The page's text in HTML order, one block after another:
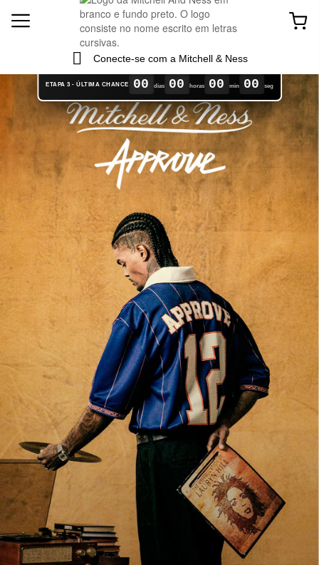
Conecte-se com a Mitchell & Ness
ETAPA 3 - ÚLTIMA CHANCE 00 dias 00 horas 00 min 00 seg